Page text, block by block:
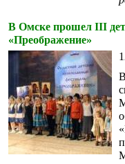
В Омске прошел III
«Преображение»